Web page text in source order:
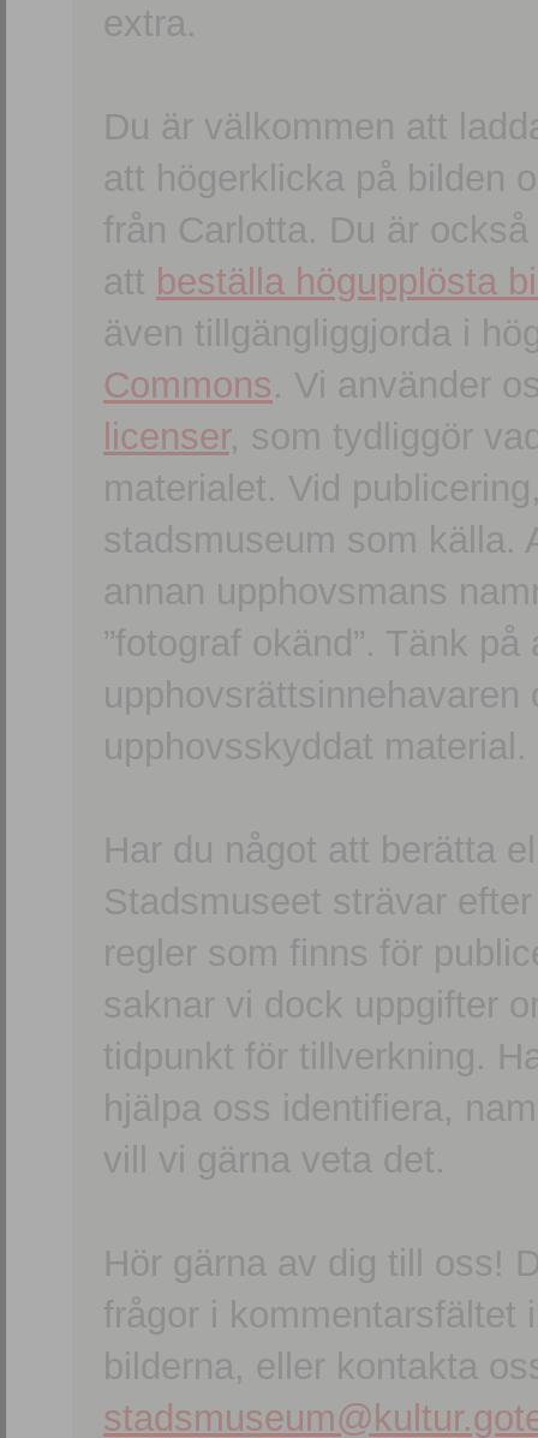
extra.
Du är välkommen att
att högerklicka på bilden
från Carlotta. Du är
att beställa högupplösta
även tillgängliggjorda i
Commons. Vi använder
licenser, som tydliggör
materialet. Vid
stadsmuseum som källa.
annan upphovsmans
”fotograf okänd”. Tänk
upphovsskyddat material.
Har du något att berätta
Stadsmuseet strävar
regler som finns för
saknar vi dock uppgifter
tidpunkt för tillverkning.
hjälpa oss identifiera,
vill vi gärna veta det.
Hör gärna av dig till oss!
frågor i kommentarsfältet
bilderna, eller kontakta